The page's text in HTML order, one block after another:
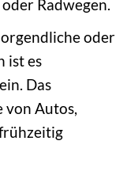
Radwegen.
oder
ist es
Das
von Autos,